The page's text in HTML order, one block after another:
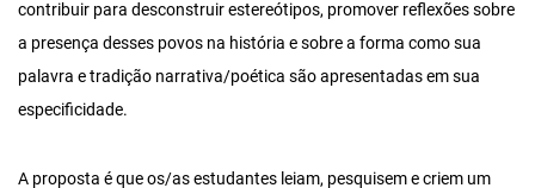
contribuir para desconstruir estereótipos, promover reflexões sobre
a presença desses povos na história e sobre a forma como sua
palavra e tradição narrativa/poética são apresentadas em sua
especificidade.
A proposta é que os/as estudantes leiam, pesquisem e criem um